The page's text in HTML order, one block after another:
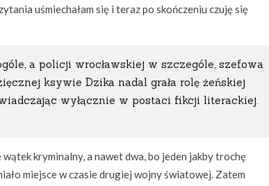
uśmiechałam się i teraz po skończeniu czuję się
a policji wrocławskiej w szczególe, szefowa
ksywie Dzika nadal grała rolę żeńskiej
wyłącznie w postaci fikcji literackiej.
kryminalny, a nawet dwa, bo jeden jakby trochę
miejsce w czasie drugiej wojny światowej. Zatem